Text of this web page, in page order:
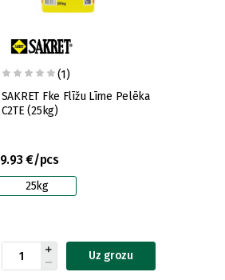
(1)
SAKRET Fke Flīžu Līme Pelēka
C2TE (25kg)
9.93 €/pcs
25kg
Uz grozu